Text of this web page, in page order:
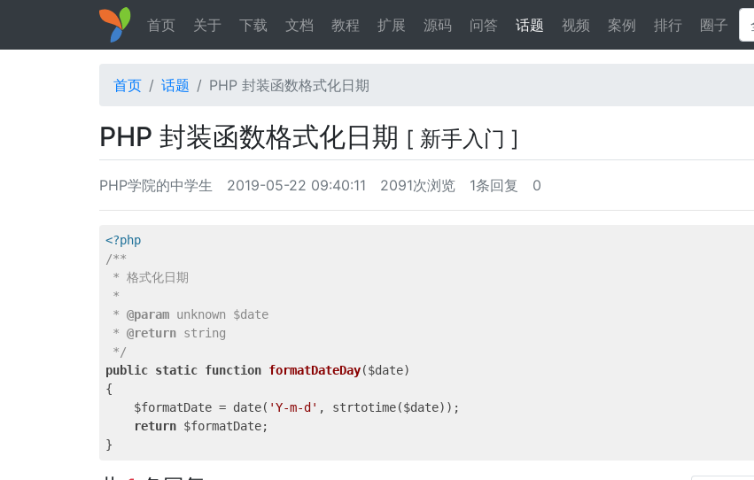
首页 关于 下载 文档 教程 扩展 源码 问答 话题 视频 案例 排行 圈子
首页 话题 PHP 封装函数格式化日期
PHP 封装函数格式化日期 [ 新手入门 ]
PHP学院的中学生 2019-05-22 09:40:11 2091次浏览 1条回复 0
<?php
/**
* 格式化日期
*
* @param unknown $date
* @return string
*/
public static function formatDateDay($date)
{
    $formatDate = date(
'Y-m-d' , strtotime($date));
return $formatDate;